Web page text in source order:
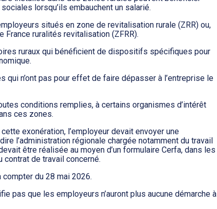
lorsqu’ils embauchent un salarié.
situés en zone de revitalisation rurale (ZRR) ou,
France ruralités revitalisation (ZFRR).
ruraux qui bénéficient de dispositifs spécifiques pour
qui n’ont pas pour effet de faire dépasser à l’entreprise le
conditions remplies, à certains organismes d’intérêt
ces zones.
exonération, l’employeur devait envoyer une
l’administration régionale chargée notamment du travail
être réalisée au moyen d’un formulaire Cerfa, dans les
contrat de travail concerné.
du 28 mai 2026.
pas que les employeurs n’auront plus aucune démarche à